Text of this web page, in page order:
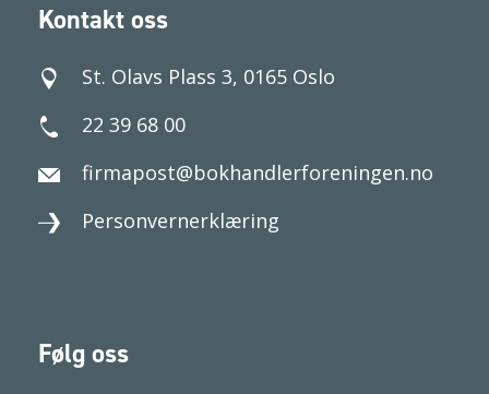
Kontakt oss
St. Olavs Plass 3, 0165 Oslo
22 39 68 00
firmapost@bokhandlerforeningen.no
Personvernerklæring
Følg oss